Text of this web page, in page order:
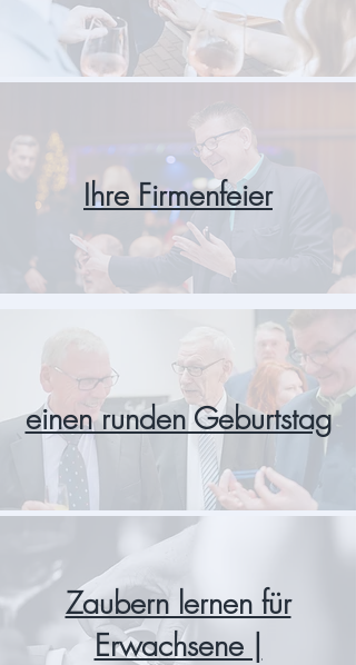
Ihre Firmenfeier
einen runden Geburtstag
Zaubern lernen für
Erwachsene |